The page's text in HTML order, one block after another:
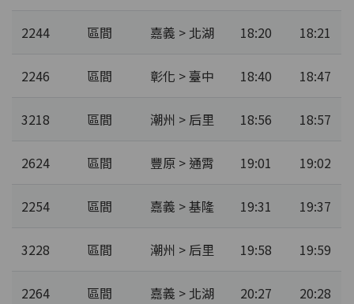
2244 區間 嘉義 > 北湖 18:20 18:21
2246 區間 彰化 > 臺中 18:40 18:47
3218 區間 潮州 > 后里 18:56 18:57
2624 區間 豐原 > 通霄 19:01 19:02
2254 區間 嘉義 > 基隆 19:31 19:37
3228 區間 潮州 > 后里 19:58 19:59
2264 區間 嘉義 > 北湖 20:27 20:28